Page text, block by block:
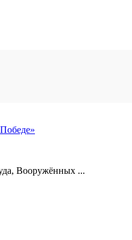
Вооружённых ...